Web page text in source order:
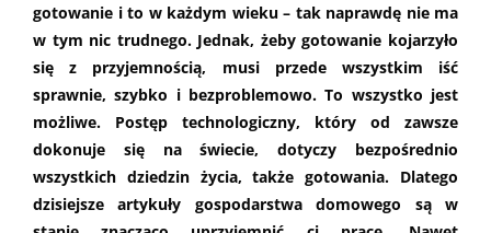
gotowanie i to w każdym wieku – tak naprawdę nie ma
w tym nic trudnego. Jednak, żeby gotowanie kojarzyło
się z przyjemnością, musi przede wszystkim iść
sprawnie, szybko i bezproblemowo. To wszystko jest
możliwe. Postęp technologiczny, który od zawsze
dokonuje się na świecie, dotyczy bezpośrednio
wszystkich dziedzin życia, także gotowania. Dlatego
dzisiejsze artykuły gospodarstwa domowego są w